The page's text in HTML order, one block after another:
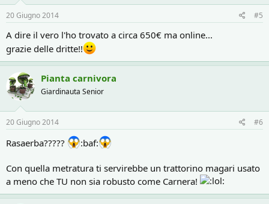
20 Giugno 2014 #5
A dire il vero l'ho trovato a circa 650€ ma online...
grazie delle dritte!!
Pianta carnivora
Giardinauta Senior
20 Giugno 2014 #6
Rasaerba????? :baf:
Con quella metratura ti servirebbe un trattorino magari usato
a meno che TU non sia robusto come Carnera!